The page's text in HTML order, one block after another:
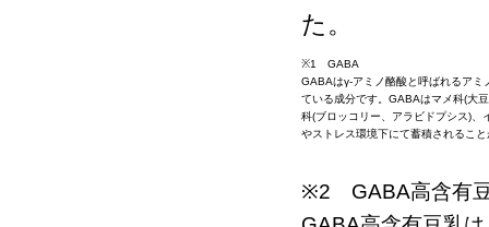
た。
※1 GABA
GABAはγ-アミノ酪酸と呼ばれるア
ている成分です。GABAはマメ科(大
科(ブロッコリー、アラビドプシス)、
やストレス環境下にて蓄積されるこ
※2 GABA高含有